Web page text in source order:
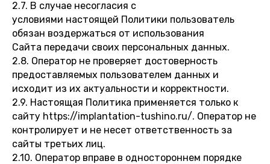
2.7. В случае несогласия с
условиями настоящей Политики пользователь
обязан воздержаться от использования
Сайта передачи своих персональных данных.
2.8. Оператор не проверяет достоверность
предоставляемых пользователем данных и
исходит из их актуальности и корректности.
2.9. Настоящая Политика применяется только к
сайту https://implantation-tushino.ru/. Оператор не
контролирует и не несет ответственность за
сайты третьих лиц.
2.10. Оператор вправе в одностороннем порядке